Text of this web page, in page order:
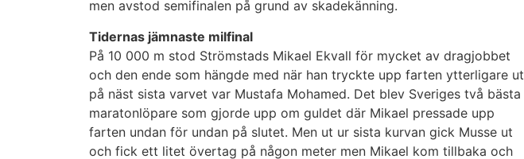
men avstod semifinalen på grund av skadekänning.
Tidernas jämnaste milfinal
På 10 000 m stod Strömstads Mikael Ekvall för mycket av dragjobbet
och den ende som hängde med när han tryckte upp farten ytterligare ut
på näst sista varvet var Mustafa Mohamed. Det blev Sveriges två bästa
maratonlöpare som gjorde upp om guldet där Mikael pressade upp
farten undan för undan på slutet. Men ut ur sista kurvan gick Musse ut
och fick ett litet övertag på någon meter men Mikael kom tillbaka och